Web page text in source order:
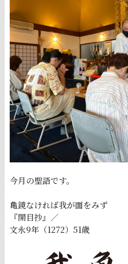
今月の聖語です。
亀鏡なければ我が面をみず
『開目抄』／
文永9年（1272）51歳